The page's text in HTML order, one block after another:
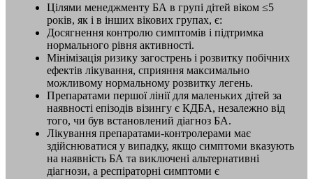
Цілями менеджменту БА в групі дітей віком ≤5
років, як і в інших вікових групах, є:
Досягнення контролю симптомів і підтримка
нормального рівня активності.
Мінімізація ризику загострень і розвитку побічних
ефектів лікування, сприяння максимально
можливому нормальному розвитку легень.
Препаратами першої лінії для маленьких дітей за
наявності епізодів візингу є КДБА, незалежно від
того, чи був встановлений діагноз БА.
Лікування препаратами-контролерами має
здійснюватися у випадку, якщо симптоми вказують
на наявність БА та виключені альтернативні
діагнози, а респіраторні симптоми є